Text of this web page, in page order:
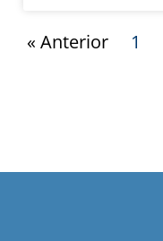
« Anterior 1